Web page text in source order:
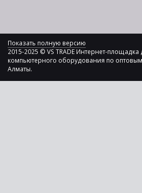
Показать полную версию
2015-2025 © VS TRADE Интернет-
компьютерного оборудования по
Алматы.